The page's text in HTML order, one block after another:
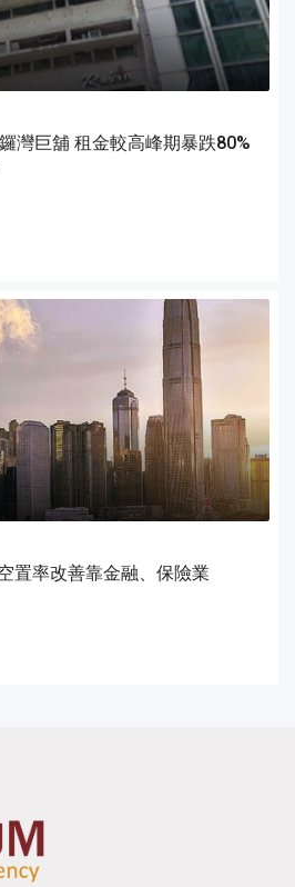
灣巨舖 租金較高峰期暴跌80%
置率改善靠金融、保險業